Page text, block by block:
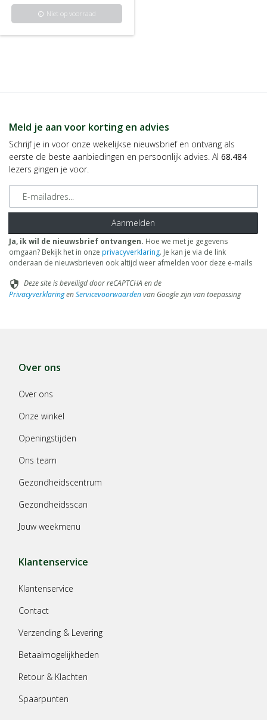
info Niet op voorraad
Meld je aan voor korting en advies
Schrijf je in voor onze wekelijkse nieuwsbrief en ontvang als
eerste de beste aanbiedingen en persoonlijk advies. Al 68.484
lezers gingen je voor.
E-mailadres
Aanmelden
Ja, ik wil de nieuwsbrief ontvangen. Hoe we met je gegevens
omgaan? Bekijk het in onze privacyverklaring. Je kan je via de link
onderaan de nieuwsbrieven ook altijd weer afmelden voor deze e-mails
security Deze site is beveiligd door reCAPTCHA en de
PrivacyverklaringenServicevoorwaardenvan Google zijn van toepassing
Over ons
Over ons
Onze winkel
Openingstijden
Ons team
Gezondheidscentrum
Gezondheidsscan
Jouw weekmenu
Klantenservice
Klantenservice
Contact
Verzending & Levering
Betaalmogelijkheden
Retour & Klachten
Spaarpunten